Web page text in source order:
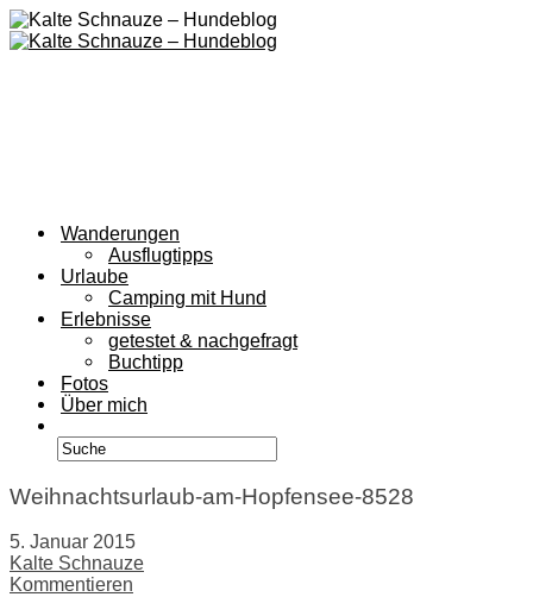
Wanderungen
Ausflugtipps
Urlaube
Camping mit Hund
Erlebnisse
getestet & nachgefragt
Buchtipp
Fotos
Über mich
Weihnachtsurlaub-am-Hopfensee-8528
5. Januar 2015
Kalte Schnauze
Kommentieren